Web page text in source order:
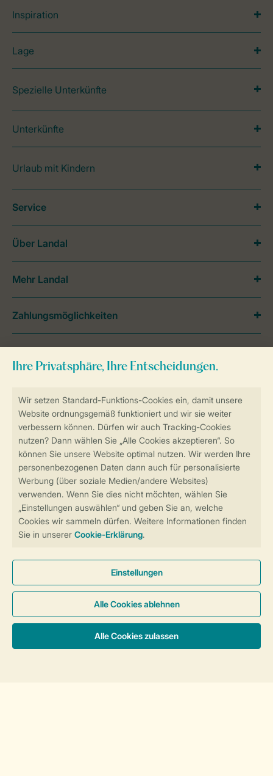
Sicher und schnell zur Online-Buchung
Inspiration
Lage
Spezielle Unterkünfte
Unterkünfte
Urlaub mit Kindern
Haben Sie Fragen?
Fragen
an oder kontaktieren Sie unser
Contact Center
Follow Us
facebookinstagramtiktok youtube
Zum Newsletter anmelden
Service
Über Landal
Mehr Landal
Zahlungsmöglichkeiten